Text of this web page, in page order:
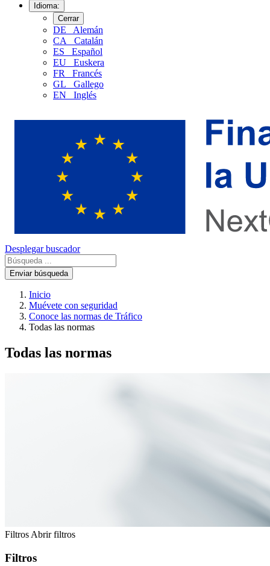
Idioma:
Cerrar
DE
Alemán
CA
Catalán
ES
Español
EU
Euskera
FR
Francés
GL
Gallego
EN
Inglés
Desplegar buscador
Enviar búsqueda
Inicio
Muévete con seguridad
Conoce las normas de Tráfico
Todas las normas
Todas las normas
Filtros Abrir filtros
Filtros